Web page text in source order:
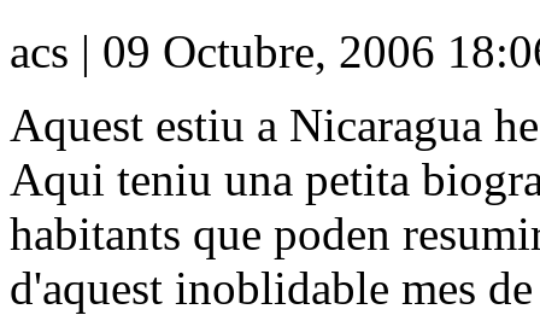
acs | 09 Octubre, 2006
Aquest estiu a Nicaragua
Aqui teniu una petita
habitants que poden
d'aquest inoblidable mes